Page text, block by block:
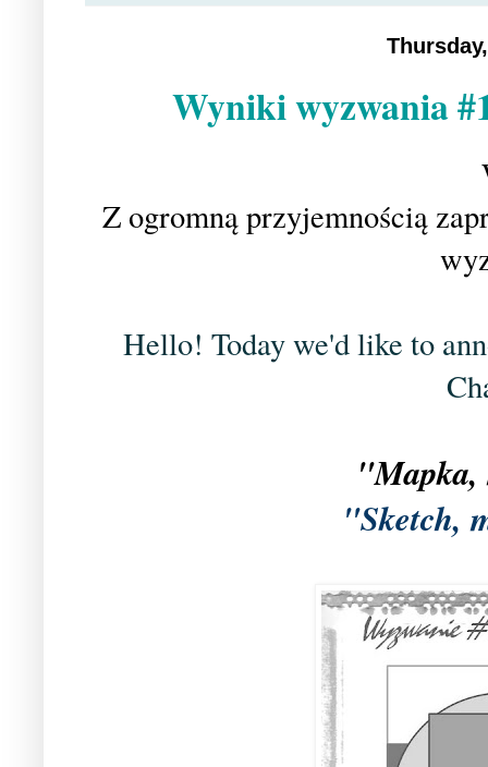
Wyniki wyzwania
Z ogromną przyjemnością
Hello! Today we'd like to
"Sketch,